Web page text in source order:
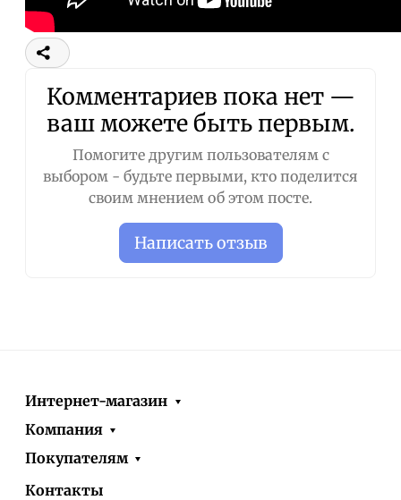
Комментариев пока нет —
ваш можете быть первым.
Помогите другим пользователям с
выбором - будьте первыми, кто поделится
своим мнением об этом посте.
Написать отзыв
Интернет-магазин
Компания
Покупателям
Контакты